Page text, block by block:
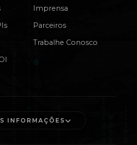
Imprensa
Parceiros
Trabalhe Conosco
INFORMAÇÕES